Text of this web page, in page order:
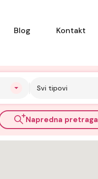
Blog Kontakt
Svi tipovi
Napredna pretraga